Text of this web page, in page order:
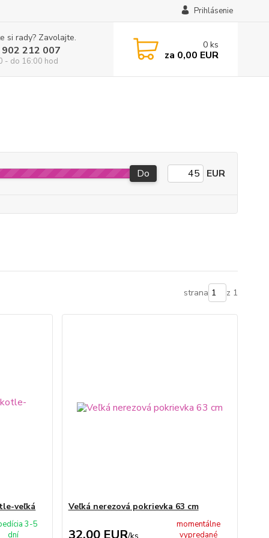
Prihlásenie
si rady? Zavolajte.
212 007
- do 16:00 hod
0 ks
za 0,00 EUR
Do EUR
strana z 1
veľká
3-5
dní
Veľká nerezová pokrievka 63 cm
32,00 EUR
momentálne
vypredané